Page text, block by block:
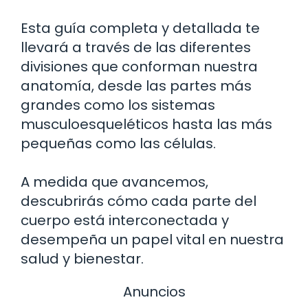
Esta guía completa y detallada te
llevará a través de las diferentes
divisiones que conforman nuestra
anatomía, desde las partes más
grandes como los sistemas
musculoesqueléticos hasta las más
pequeñas como las células.
A medida que avancemos,
descubrirás cómo cada parte del
cuerpo está interconectada y
desempeña un papel vital en nuestra
salud y bienestar.
Anuncios